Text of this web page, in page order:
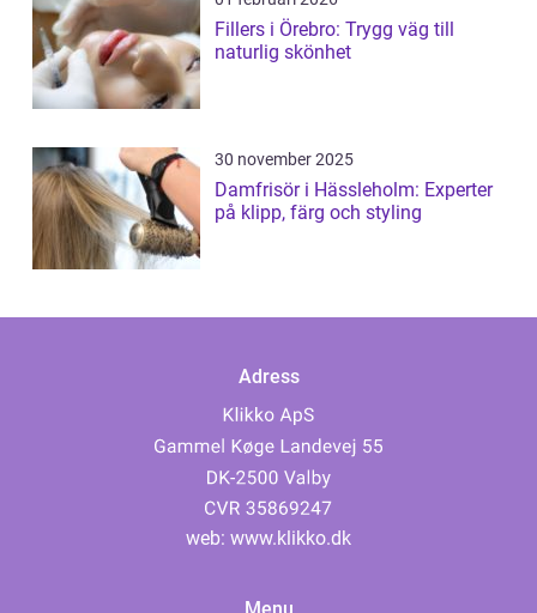
Fillers i Örebro: Trygg väg till
naturlig skönhet
30 november 2025
Damfrisör i Hässleholm: Experter
på klipp, färg och styling
Adress
web: www.klikko.dk